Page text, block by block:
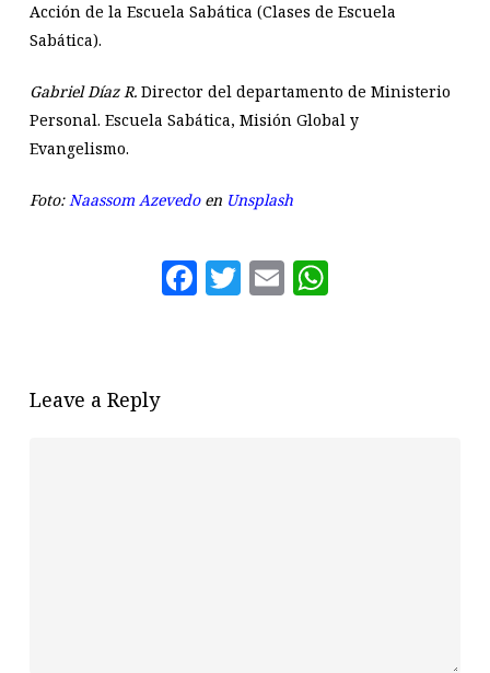
Acción de la Escuela Sabática (Clases de Escuela
Sabática).
Gabriel Díaz R. Director del departamento de Ministerio
Personal. Escuela Sabática, Misión Global y
Evangelismo.
Foto:Naassom Azevedoen Unsplash
Facebook
Twitter
Email
Leave a Reply